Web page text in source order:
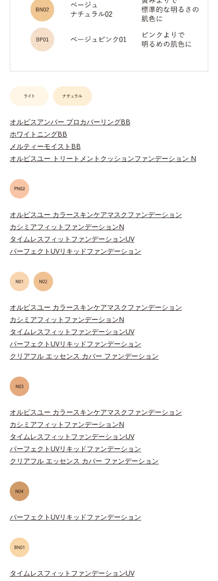
オルビスアンバー プロカバーリングBB
ホワイトニングBB
メルティーモイストBB
オルビスユー トリートメントクッションファンデーション N
オルビスユー カラースキンケアマスクファンデーション
カシミアフィットファンデーションN
タイムレスフィットファンデーションUV
パーフェクトUVリキッドファンデーション
オルビスユー カラースキンケアマスクファンデーション
カシミアフィットファンデーションN
タイムレスフィットファンデーションUV
パーフェクトUVリキッドファンデーション
クリアフル エッセンス カバー ファンデーション
オルビスユー カラースキンケアマスクファンデーション
カシミアフィットファンデーションN
タイムレスフィットファンデーションUV
パーフェクトUVリキッドファンデーション
クリアフル エッセンス カバー ファンデーション
パーフェクトUVリキッドファンデーション
タイムレスフィットファンデーションUV